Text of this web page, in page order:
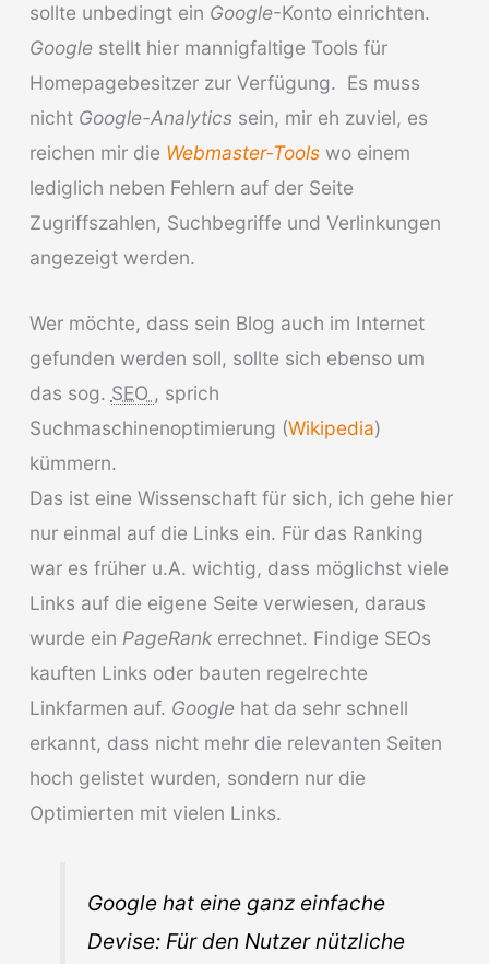
sollte unbedingt ein Google-Konto einrichten.
Googlestellt hier mannigfaltige Tools für
Homepagebesitzer zur Verfügung. Es muss
nicht Google-Analyticssein, mir eh zuviel, es
reichen mir die Webmaster-Toolswo einem
lediglich neben Fehlern auf der Seite
Zugriffszahlen, Suchbegriffe und Verlinkungen
angezeigt werden.
Wer möchte, dass sein Blog auch im Internet
gefunden werden soll, sollte sich ebenso um
das sog. SEO , sprich
Suchmaschinenoptimierung (Wikipedia)
kümmern.
Das ist eine Wissenschaft für sich, ich gehe hier
nur einmal auf die Links ein. Für das Ranking
war es früher u.A. wichtig, dass möglichst viele
Links auf die eigene Seite verwiesen, daraus
wurde ein PageRankerrechnet. Findige SEOs
kauften Links oder bauten regelrechte
Linkfarmen auf. Googlehat da sehr schnell
erkannt, dass nicht mehr die relevanten Seiten
hoch gelistet wurden, sondern nur die
Optimierten mit vielen Links.
Google hat eine ganz einfache
Devise: Für den Nutzer nützliche